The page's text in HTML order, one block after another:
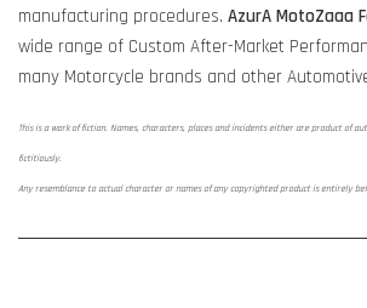
manufacturing procedures. AzurA MotoZaaa
wide range of Custom After-Market
many Motorcycle brands and other
This is a work of fiction. Names, characters, places and incidents either are product of
fictitiously.
Any resemblance to actual character or names of any copyrighted product is entirely